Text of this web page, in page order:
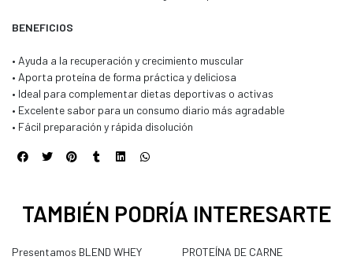
BENEFICIOS
• Ayuda a la recuperación y crecimiento muscular
• Aporta proteína de forma práctica y deliciosa
• Ideal para complementar dietas deportivas o activas
• Excelente sabor para un consumo diario más agradable
• Fácil preparación y rápida disolución
TAMBIÉN PODRÍA INTERESARTE
Presentamos BLEND WHEY
PROTEÍNA DE CARNE